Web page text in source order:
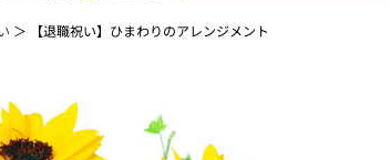
【退職祝い】ひまわりのアレンジメント